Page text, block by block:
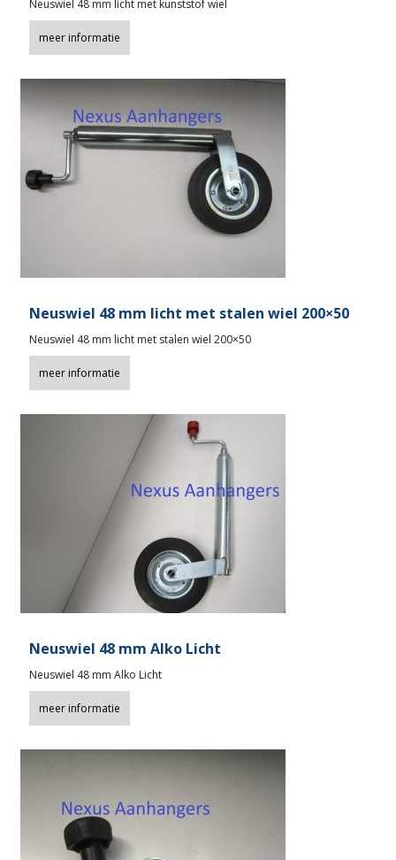
Neuswiel 48 mm licht met kunststof wiel
meer informatie
Neuswiel 48 mm licht met stalen wiel 200×50
Neuswiel 48 mm licht met stalen wiel 200×50
meer informatie
Neuswiel 48 mm Alko Licht
Neuswiel 48 mm Alko Licht
meer informatie